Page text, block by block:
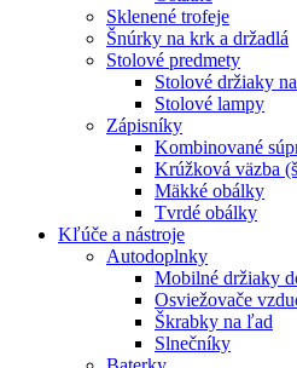
Sklenené trofeje
Šnúrky na krk a držadlá
Stolové predmety
Stolové držiaky
Stolové lampy
Zápisníky
Kombinované
Krúžková väzba
Mäkké obálky
Tvrdé obálky
Kľúče a nástroje
Autodoplnky
Mobilné držiaky
Osviežovače
Škrabky na ľad
Slnečníky